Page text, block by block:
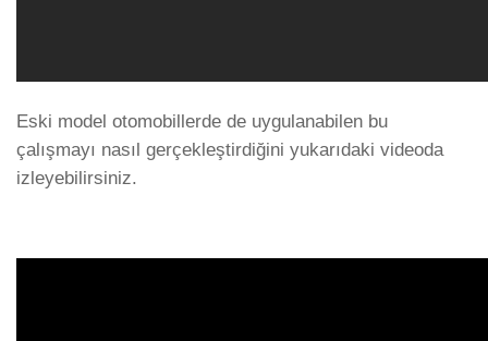
Eski model otomobillerde de uygulanabilen bu
çalışmayı nasıl gerçekleştirdiğini yukarıdaki videoda
izleyebilirsiniz.